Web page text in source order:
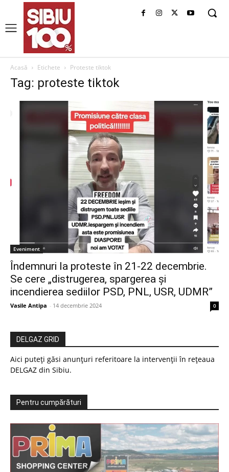
Acasă Etichete Proteste tiktok
Tag: proteste tiktok
Eveniment
Îndemnuri la proteste în 21-22 decembrie.
Se cere „distrugerea, spargerea și
incendierea sediilor PSD, PNL, USR, UDMR”
Vasile Antipa - 14 decembrie 2024 0
DELGAZ GRID
Aici puteți găsi anunțuri referitoare la intervenții în rețeaua
DELGAZ din Sibiu.
Pentru cumpărături